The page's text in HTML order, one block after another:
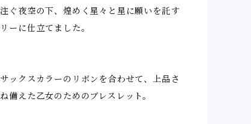
ぐ夜空の下、煌めく星々と星に願いを託す
ーに仕立てました。
ックスカラーのリボンを合わせて、上品さ
備えた乙女のためのブレスレット。